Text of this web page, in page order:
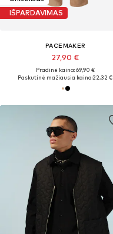
IŠPARDAVIMAS
PACEMAKER
27,90 €
Pradinė kaina: 69,90 €
Paskutinė mažiausia kaina:22,32 €